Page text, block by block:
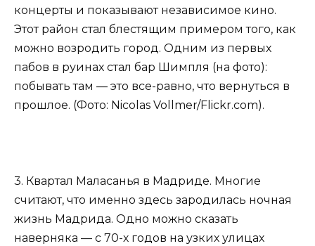
концерты и показывают независимое кино.
Этот район стал блестящим примером того, как
можно возродить город. Одним из первых
пабов в руинах стал бар Шимпля (на фото):
побывать там — это все-равно, что вернуться в
прошлое. (Фото: Nicolas Vollmer/Flickr.com).
3. Квартал Маласанья в Мадриде. Многие
считают, что именно здесь зародилась ночная
жизнь Мадрида. Одно можно сказать
наверняка — с 70-х годов на узких улицах